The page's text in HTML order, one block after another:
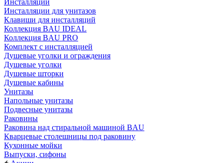
Инсталляции
Инсталляции для унитазов
Клавиши для инсталляций
Коллекция BAU IDEAL
Коллекция BAU PRO
Комплект с инсталляцией
Душевые уголки и ограждения
Душевые уголки
Душевые шторки
Душевые кабины
Унитазы
Напольные унитазы
Подвесные унитазы
Раковины
Раковина над стиральной машиной BAU
Кварцевые столешницы под раковину
Кухонные мойки
Выпуски, сифоны